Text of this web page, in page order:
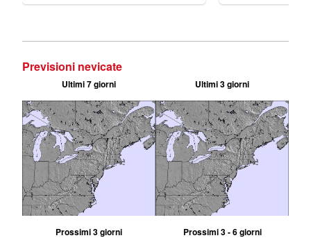
Previsioni nevicate
Ultimi 7 giorni Ultimi 3 giorni
Prossimi 3 giorni Prossimi 3 - 6 giorni